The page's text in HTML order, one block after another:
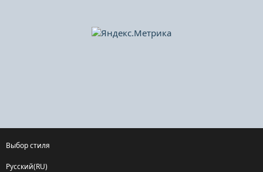
Выбор стиля
Русский(RU)